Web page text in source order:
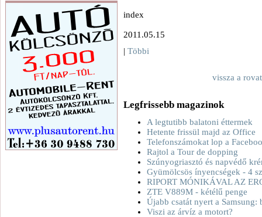
index
2011.05.15
| Többi
vissza a
Legfrissebb magazinok
A legtutibb balatoni éttermek
Hetente frissül majd az Office
Telefonszámokat lop a
Rajtol a Tour de dopping
Szúnyogriasztó és napvédő
Gyümölcsös ínyencségek - 4
RIPORT MÓNIKÁVAL AZ
ZTE V889M - kétélű penge
Újabb csatát nyert a
Viszi az árvíz a motort?